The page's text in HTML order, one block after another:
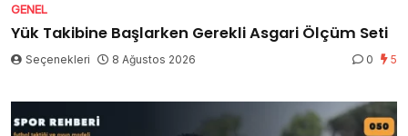
GENEL
Yük Takibine Başlarken Gerekli Asgari Ölçüm Seti
Seçenekleri 8 Ağustos 2026 0 5